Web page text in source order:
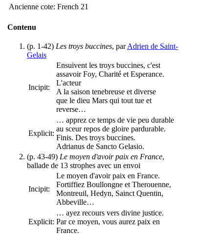
Ancienne cote: French 21
Contenu
(p. 1-42) Les troys buccines, parAdrien de Saint-
Gelais
Incipit:
Ensuivent les troys buccines, c'est
assavoir Foy, Charité et Esperance.
L'acteur
A la saison tenebreuse et diverse
que le dieu Mars qui tout tue et
reverse…
Explicit:
… apprez ce temps de vie peu durable
au sceur repos de gloire pardurable.
Finis. Des troys buccines.
Adrianus de Sancto Gelasio.
(p. 43-49) Le moyen d'avoir paix en France,
ballade de 13 strophes avec un envoi
Incipit:
Le moyen d'avoir paix en France.
Fortiffiez Boullongne et Therouenne,
Montreuil, Hedyn, Sainct Quentin,
Abbeville…
Explicit:
… ayez recours vers divine justice.
Par ce moyen, vous aurez paix en
France.